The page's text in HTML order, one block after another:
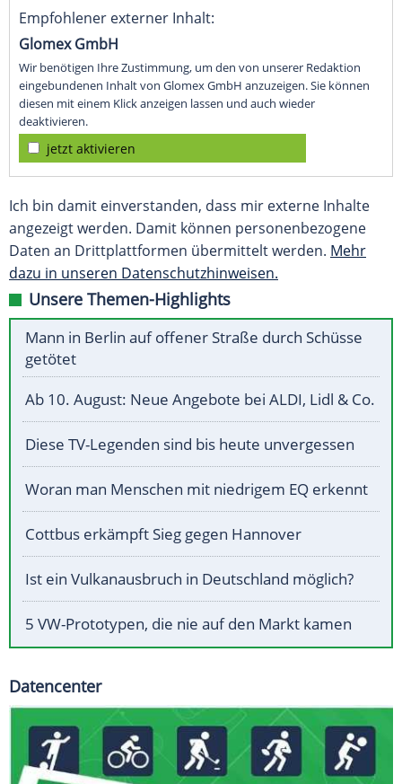
Empfohlener externer Inhalt:
Glomex GmbH
Wir benötigen Ihre Zustimmung, um den von unserer Redaktion
eingebundenen Inhalt von Glomex GmbH anzuzeigen. Sie können
diesen mit einem Klick anzeigen lassen und auch wieder
deaktivieren.
jetzt aktivieren
Ich bin damit einverstanden, dass mir externe Inhalte
angezeigt werden. Damit können personenbezogene
Daten an Drittplattformen übermittelt werden. Mehr
dazu in unseren Datenschutzhinweisen.
Unsere Themen-Highlights
Mann in Berlin auf offener Straße durch Schüsse
getötet
Ab 10. August: Neue Angebote bei ALDI, Lidl & Co.
Diese TV-Legenden sind bis heute unvergessen
Woran man Menschen mit niedrigem EQ erkennt
Cottbus erkämpft Sieg gegen Hannover
Ist ein Vulkanausbruch in Deutschland möglich?
5 VW-Prototypen, die nie auf den Markt kamen
Datencenter